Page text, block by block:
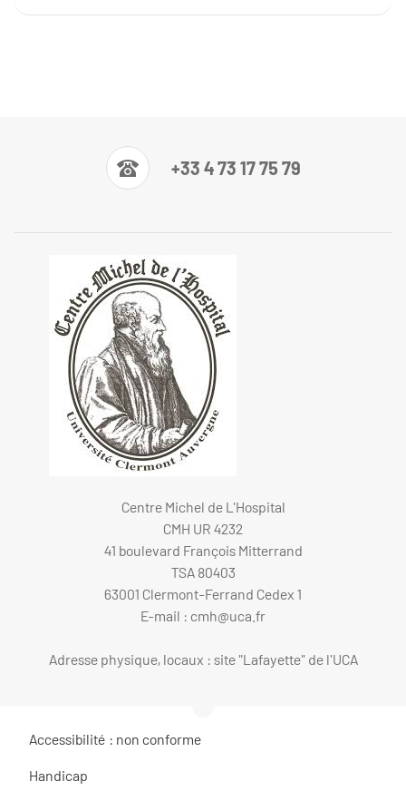
+33 4 73 17 75 79
Centre Michel de L'Hospital
CMH UR 4232
41 boulevard François Mitterrand
TSA 80403
63001 Clermont-Ferrand Cedex 1
E-mail : cmh@uca.fr
Adresse physique, locaux : site "Lafayette" de l'UCA
Accessibilité : non conforme
Handicap